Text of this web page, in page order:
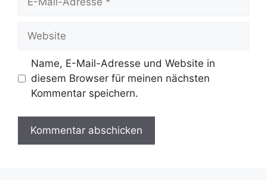
Website
Name, E-Mail-Adresse und Website in
diesem Browser für meinen nächsten
Kommentar speichern.